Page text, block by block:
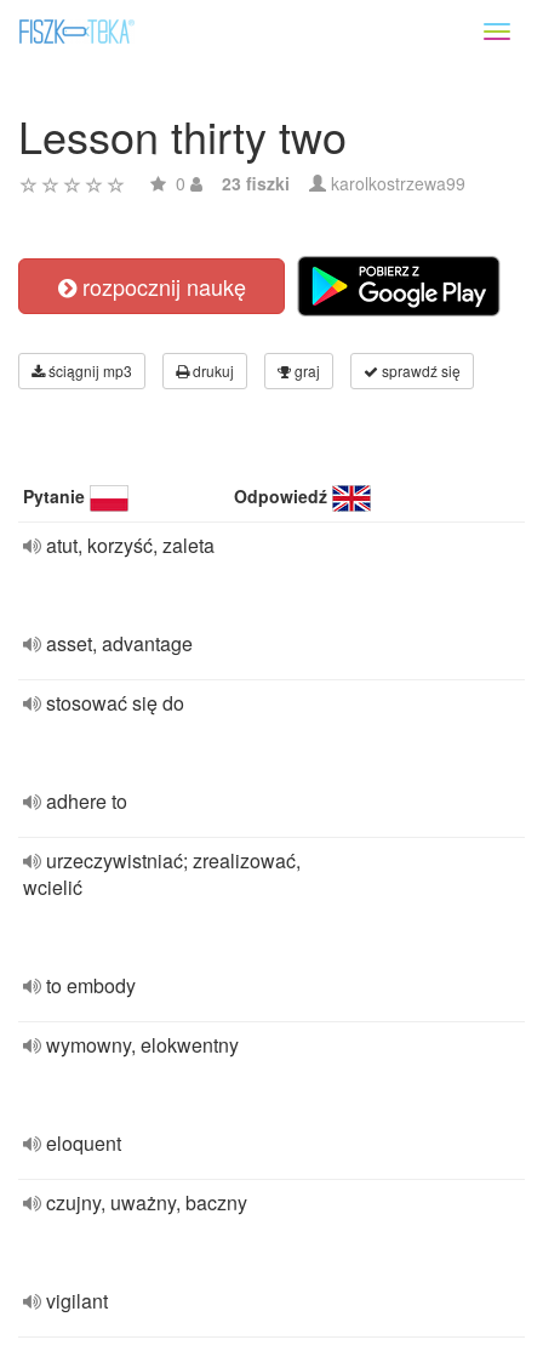
Lesson thirty two
0 23 fiszki karolkostrzewa99
rozpocznij naukę
ściągnij mp3 drukuj graj sprawdź się
Pytanie Odpowiedź
atut, korzyść, zaleta
asset, advantage
stosować się do
adhere to
urzeczywistniać; zrealizować,
wcielić
to embody
wymowny, elokwentny
eloquent
czujny, uważny, baczny
vigilant